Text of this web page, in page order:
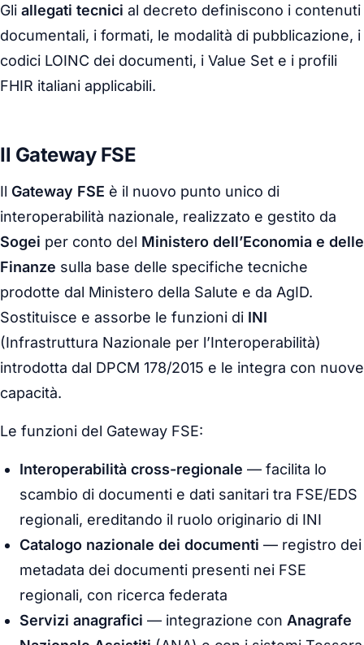
Gli allegati tecnici al decreto definiscono i contenuti
documentali, i formati, le modalità di pubblicazione, i
codici LOINC dei documenti, i Value Set e i profili
FHIR italiani applicabili.
Il Gateway FSE
Il Gateway FSE è il nuovo punto unico di
interoperabilità nazionale, realizzato e gestito da
Sogei per conto del Ministero dell’Economia e delle
Finanze sulla base delle specifiche tecniche
prodotte dal Ministero della Salute e da AgID.
Sostituisce e assorbe le funzioni di INI
(Infrastruttura Nazionale per l’Interoperabilità)
introdotta dal DPCM 178/2015 e le integra con nuove
capacità.
Le funzioni del Gateway FSE:
Interoperabilità cross-regionale — facilita lo
scambio di documenti e dati sanitari tra FSE/EDS
regionali, ereditando il ruolo originario di INI
Catalogo nazionale dei documenti — registro dei
metadata dei documenti presenti nei FSE
regionali, con ricerca federata
Servizi anagrafici — integrazione con Anagrafe